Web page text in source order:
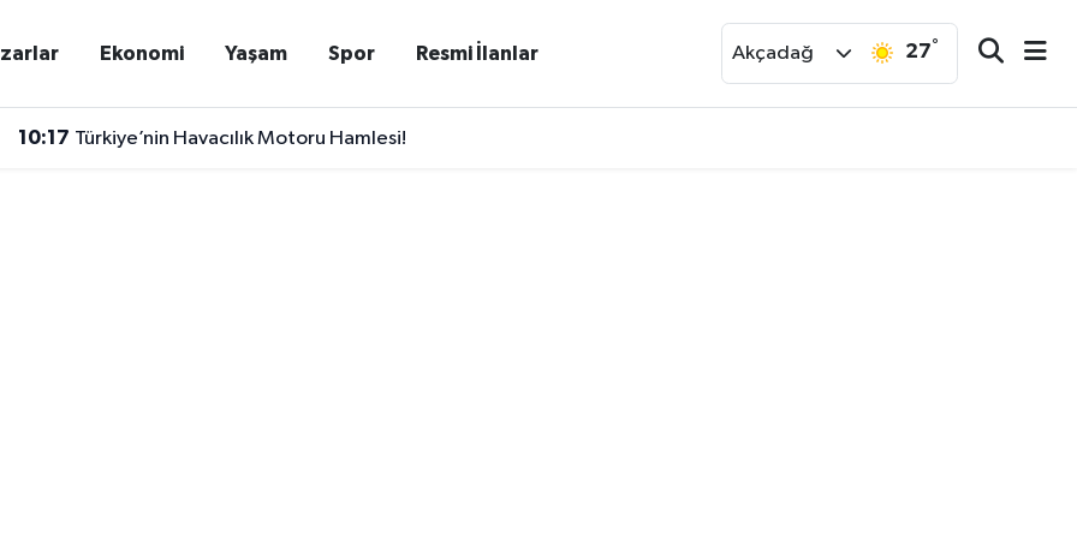
Ekonomi Yaşam Spor Resmi İlanlar Akçadağ 27°
10:17 Türkiye’nin Havacılık Motoru Hamlesi!